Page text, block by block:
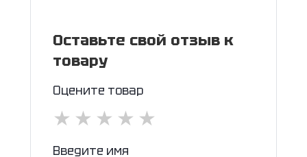
Оставьте свой отзыв к
товару
Оцените товар
★
★
★
★
★
Введите имя